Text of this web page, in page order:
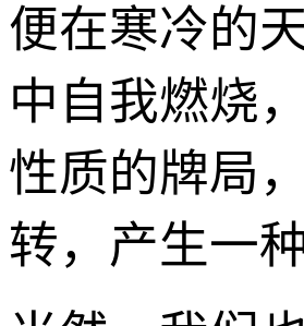
便在寒冷的
中自我燃烧
性质的牌局
转，产生一